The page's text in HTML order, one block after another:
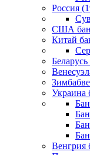
Россия
США
Китай
Украина
Венгрия